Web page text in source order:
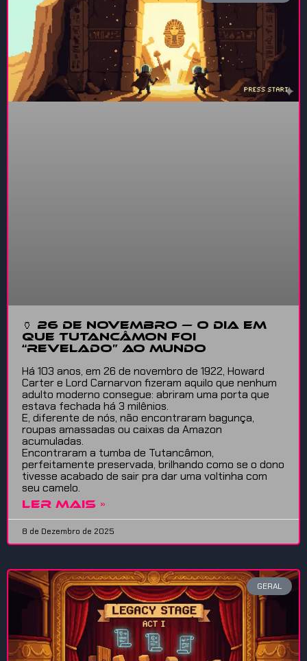
🏺 26 de Novembro — O Dia em
que Tutancâmon Foi
“Revelado” ao Mundo
Há 103 anos, em 26 de novembro de 1922, Howard
Carter e Lord Carnarvon fizeram aquilo que nenhum
adulto moderno consegue: abriram uma porta que
estava fechada há 3 milênios.
E, diferente de nós, não encontraram bagunça,
roupas amassadas ou caixas da Amazon
acumuladas.
Encontraram a tumba de Tutancâmon,
perfeitamente preservada, brilhando como se o dono
tivesse acabado de sair pra dar uma voltinha com
seu camelo.
LER MAIS »
8 de Dezembro de 2025
GERAL